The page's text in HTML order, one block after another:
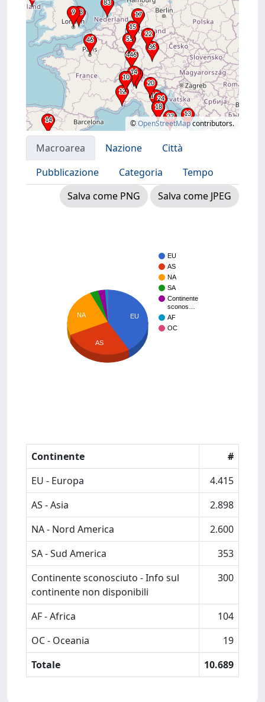
©OpenStreetMapcontributors.
Macroarea Nazione
Città
Pubblicazione
Categoria
Tempo
Salva come PNG
Salva come JPEG
EU
AS
NA
SA
Continente
sconos…
AF
OC
EU
NA
AS
Continente
#
EU - Europa
4.415
AS - Asia
2.898
NA - Nord America
2.600
SA - Sud America
353
Continente sconosciuto - Info sul
continente non disponibili
300
AF - Africa
104
OC - Oceania
19
Totale
10.689